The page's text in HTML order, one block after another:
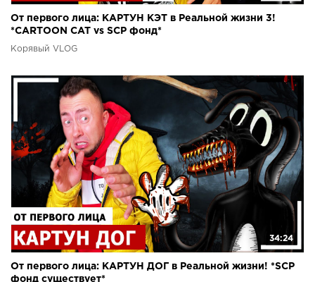
От первого лица: КАРТУН КЭТ в Реальной жизни 3!
*CARTOON CAT vs SCP фонд*
Корявый VLOG
34:24
От первого лица: КАРТУН ДОГ в Реальной жизни! *SCP
фонд существует*